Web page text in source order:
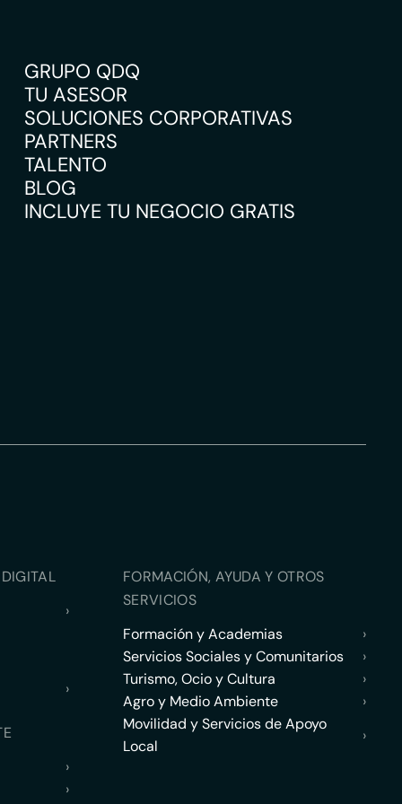
GRUPO QDQ
TU ASESOR
SOLUCIONES CORPORATIVAS
PARTNERS
TALENTO
BLOG
INCLUYE TU NEGOCIO GRATIS
›
›
›
›
FORMACIÓN, AYUDA Y OTROS
SERVICIOS
Formación y Academias
›
Servicios Sociales y Comunitarios
›
Turismo, Ocio y Cultura
›
Agro y Medio Ambiente
›
Movilidad y Servicios de Apoyo
Local
›